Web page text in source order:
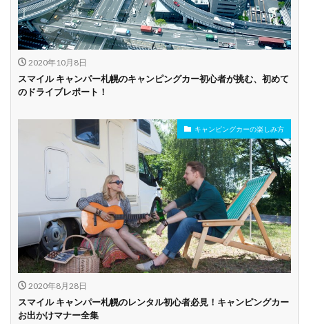
2020年10月8日
スマイル キャンパー札幌のキャンピングカー初心者が挑む、初めて
のドライブレポート！
キャンピングカーの楽しみ方
2020年8月28日
スマイル キャンパー札幌のレンタル初心者必見！キャンピングカー
お出かけマナー全集